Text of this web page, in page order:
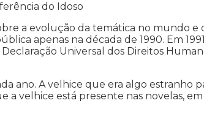
do Idoso
a evolução da temática no mundo e
apenas na década de 1990. Em
Universal dos Direitos
ano. A velhice que era algo estranho
a velhice está presente nas novelas,